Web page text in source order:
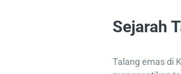
Sejarah
Talang emas di